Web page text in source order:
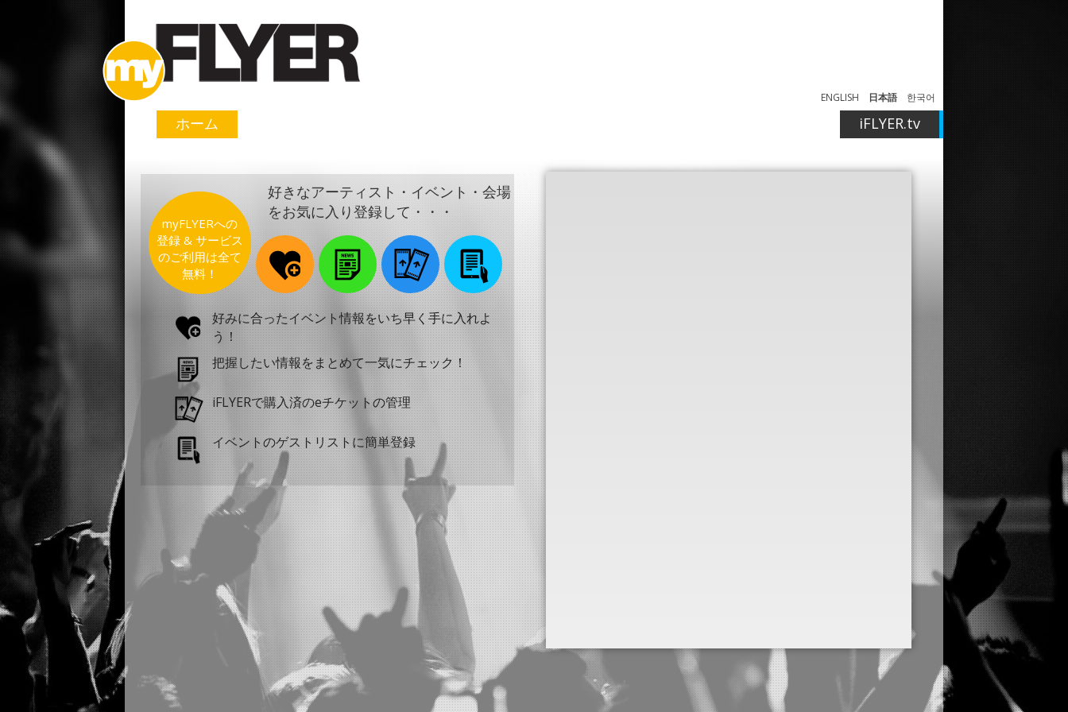
ENGLISH 日本語 한국어
ホーム iFLYER.tv
好きなアーティスト・イベント・会場
をお気に入り登録して・・・
myFLYERへの
登録 & サービス
のご利用は全て
無料！
好みに合ったイベント情報をいち早く手に入れよ
う！
把握したい情報をまとめて一気にチェック！
iFLYERで購入済のeチケットの管理
イベントのゲストリストに簡単登録